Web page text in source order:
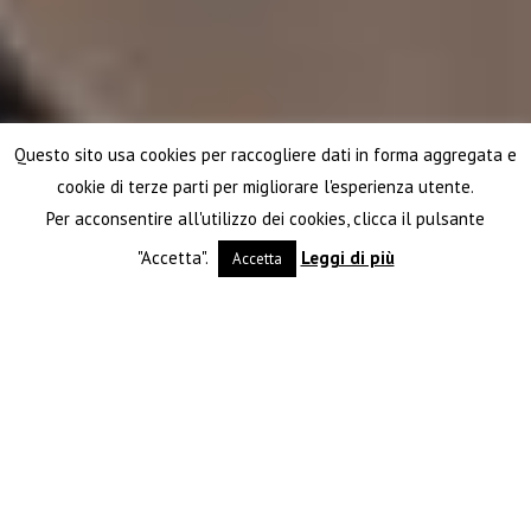
Questo sito usa cookies per raccogliere dati in forma aggregata e
cookie di terze parti per migliorare l'esperienza utente.
Per acconsentire all'utilizzo dei cookies, clicca il pulsante
"Accetta".
Accetta Leggi di più